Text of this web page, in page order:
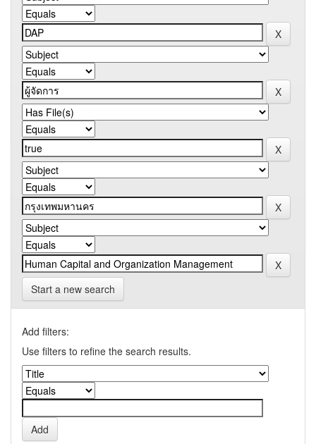
Start a new search
Add filters:
Use filters to refine the search results.